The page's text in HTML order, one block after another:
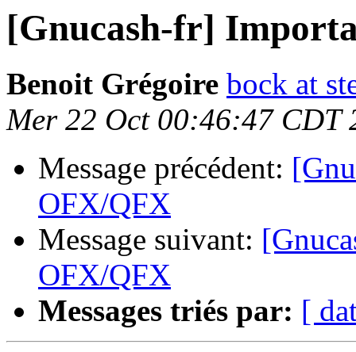
[Gnucash-fr]
Benoit Grégoire bock at
Mer 22 Oct 00:46:47 CDT
Message précédent:
OFX/QFX
Message suivant:
OFX/QFX
Messages triés par: [